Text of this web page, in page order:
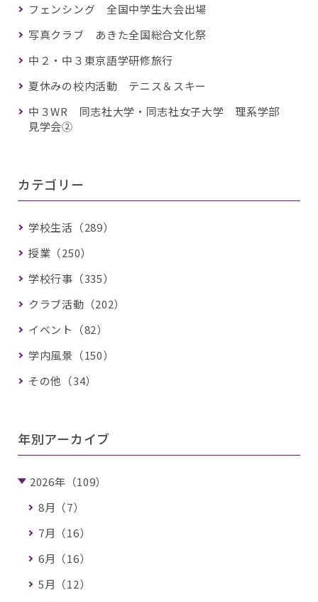
フェンシング 全国中学生大会出場
写真クラブ あきた全国総合文化祭
中２・中３東京語学研修旅行
夏休みの校内活動 テニス＆スキー
中３WR 同志社大学・同志社女子大学 理系学部
見学会②
カテゴリー
学校生活（289）
授業（250）
学校行事（335）
クラブ活動（202）
イベント（82）
学内風景（150）
その他（34）
年別アーカイブ
2026年（109）
8月（7）
7月（16）
6月（16）
5月（12）